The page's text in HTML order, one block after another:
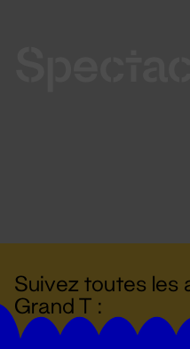
Suivez toutes les
Grand T :